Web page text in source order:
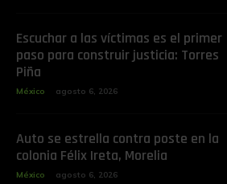
Escuchar a las víctimas es el primer
paso para construir justicia: Torres
Piña
México agosto 6, 2026
Auto se estrella contra poste en la
colonia Félix Ireta, Morelia
México agosto 6, 2026